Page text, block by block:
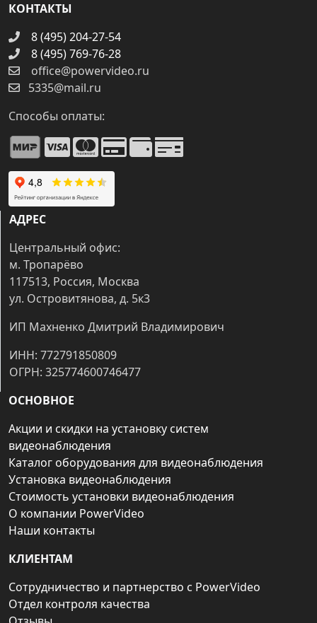
КОНТАКТЫ
8 (495) 204-27-54
8 (495) 769-76-28
office@powervideo.ru
5335@mail.ru
Способы оплаты:
АДРЕС
Центральный офис:
м. Тропарёво
117513, Россия, Москва
ул. Островитянова, д. 5к3
ИП Махненко Дмитрий Владимирович
ИНН: 772791850809
ОГРН: 325774600746477
ОСНОВНОЕ
Акции и скидки на установку систем
видеонаблюдения
Каталог оборудования для видеонаблюдения
Установка видеонаблюдения
Стоимость установки видеонаблюдения
О компании PowerVideo
Наши контакты
КЛИЕНТАМ
Сотрудничество и партнерство с PowerVideo
Отдел контроля качества